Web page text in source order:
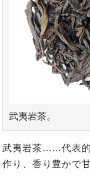
武夷岩茶。
武夷岩茶……代表的
作り、香り豊かで